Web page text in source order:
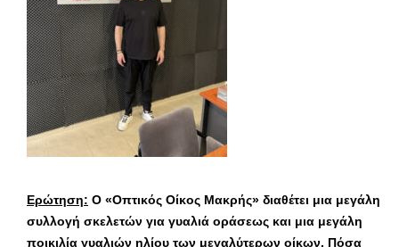
Ερώτηση: Ο «Οπτικός Οίκος Μακρής» διαθέτει μια μεγάλη
συλλογή σκελετών για γυαλιά οράσεως και μια μεγάλη
ποικιλία γυαλιών ηλίου των μεγαλύτερων οίκων. Πόσα